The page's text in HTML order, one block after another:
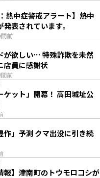
前
熱中症警戒アラート】熱中
表されています。
前
が欲しい… 特殊詐欺を未然
店員に感謝状
ケット」開幕！ 高田城址公
マ出没に引き続
報】津南町のトウモロコシが